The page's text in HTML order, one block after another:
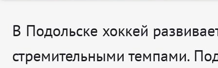
В Подольске хоккей
стремительными темпами.